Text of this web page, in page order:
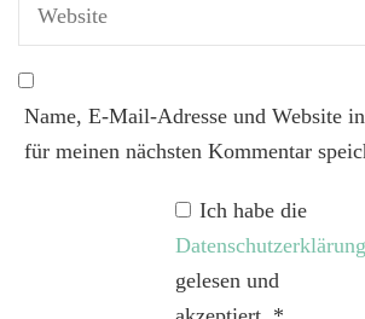
Name, E-Mail-Adresse und Website
für meinen nächsten Kommentar
Ich habe die
Datenschutzerklärung
gelesen und